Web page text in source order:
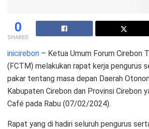
0
SHARES
inicirebon – Ketua Umum Forum Cirebon
(FCTM) melakukan rapat kerja pengurus
pakar tentang masa depan Daerah
Kabupaten Cirebon dan Provinsi Cirebon
Café pada Rabu (07/02/2024).
Rapat yang di hadiri seluruh pengurus